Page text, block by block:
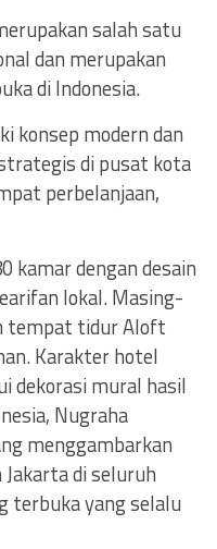
salah satu
dan merupakan
di Indonesia.
konsep modern dan
di pusat kota
perbelanjaan,
kamar dengan desain
lokal. Masing-
tempat tidur Aloft
Karakter hotel
dekorasi mural hasil
Nugraha
menggambarkan
di seluruh
terbuka yang selalu